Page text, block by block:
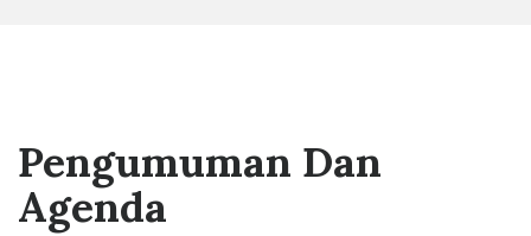
Pengumuman Dan
Agenda